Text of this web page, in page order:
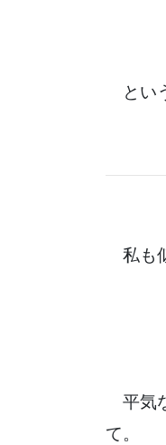
とい
私も
平気
て。